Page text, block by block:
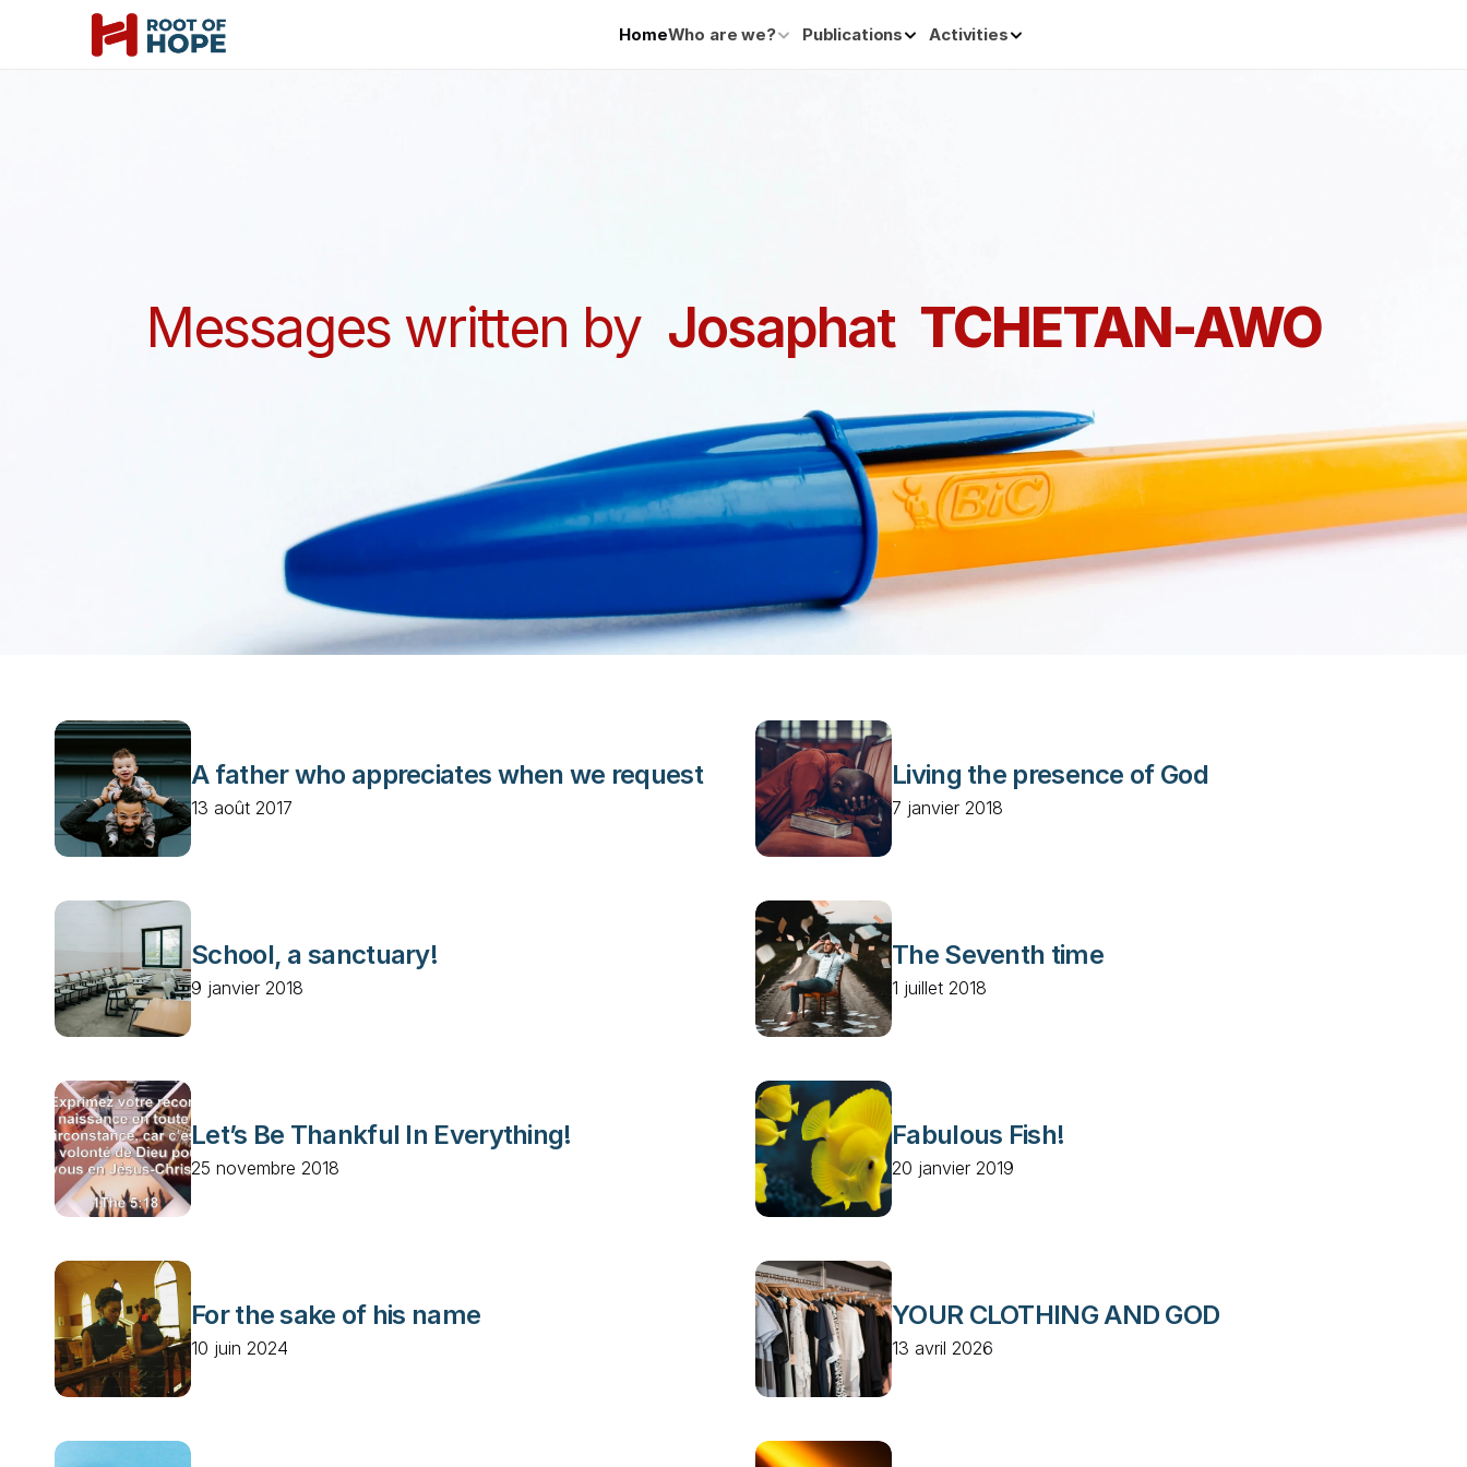
HomeWho are we? Publications Activities
Messages written by Josaphat TCHETAN-AWO
A father who appreciates when we request
13 août 2017
Living the presence of God
7 janvier 2018
School, a sanctuary!
9 janvier 2018
The Seventh time
1 juillet 2018
Let’s Be Thankful In Everything!
25 novembre 2018
Fabulous Fish!
20 janvier 2019
For the sake of his name
10 juin 2024
YOUR CLOTHING AND GOD
13 avril 2026